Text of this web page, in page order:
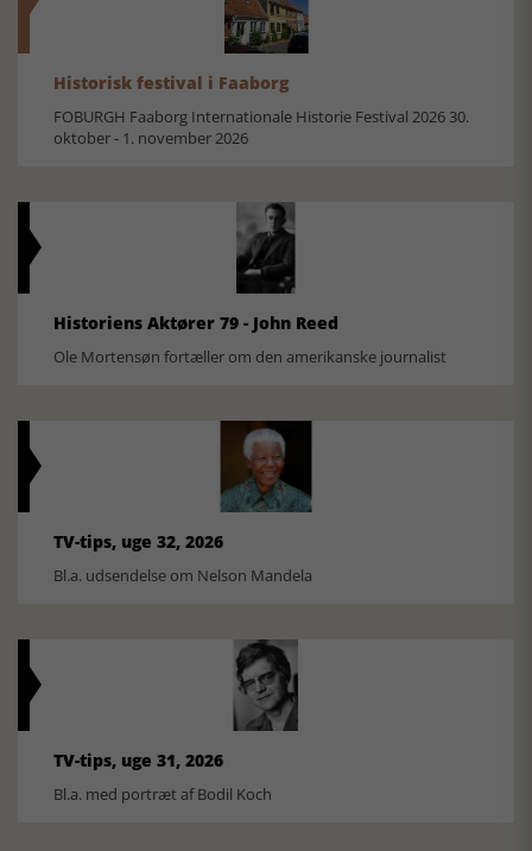
Historisk festival i Faaborg
FOBURGH Faaborg Internationale Historie Festival 2026 30.
oktober - 1. november 2026
Historiens Aktører 79 - John Reed
Ole Mortensøn fortæller om den amerikanske journalist
TV-tips, uge 32, 2026
Bl.a. udsendelse om Nelson Mandela
TV-tips, uge 31, 2026
Bl.a. med portræt af Bodil Koch